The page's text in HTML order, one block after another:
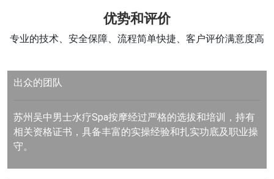
优势和评价
专业的技术、安全保障、流程简单快捷、客户评价满意度高
出众的团队
苏州吴中男士水疗Spa按摩经过严格的选拔和培训，持有
相关资格证书，具备丰富的实操经验和扎实功底及职业操
守。